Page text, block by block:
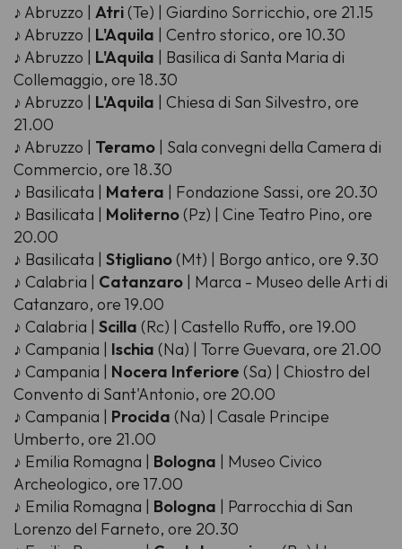
♪ Abruzzo | Atri(Te) | Giardino Sorricchio, ore 21.15
♪ Abruzzo | L'Aquila | Centro storico, ore 10.30
♪ Abruzzo | L'Aquila | Basilica di Santa Maria di
Collemaggio, ore 18.30
♪ Abruzzo | L'Aquila | Chiesa di San Silvestro, ore
21.00
♪ Abruzzo | Teramo | Sala convegni della Camera di
Commercio, ore 18.30
♪ Basilicata | Matera | Fondazione Sassi, ore 20.30
♪ Basilicata | Moliterno(Pz) | Cine Teatro Pino, ore
20.00
♪ Basilicata | Stigliano(Mt) | Borgo antico, ore 9.30
♪ Calabria | Catanzaro | Marca - Museo delle Arti di
Catanzaro, ore 19.00
♪ Calabria | Scilla (Rc) | Castello Ruffo, ore 19.00
♪ Campania | Ischia (Na) | Torre Guevara, ore 21.00
♪ Campania | Nocera Inferiore (Sa) | Chiostro del
Convento di Sant'Antonio, ore 20.00
♪ Campania | Procida (Na) | Casale Principe
Umberto, ore 21.00
♪ Emilia Romagna | Bologna | Museo Civico
Archeologico, ore 17.00
♪ Emilia Romagna | Bologna | Parrocchia di San
Lorenzo del Farneto, ore 20.30